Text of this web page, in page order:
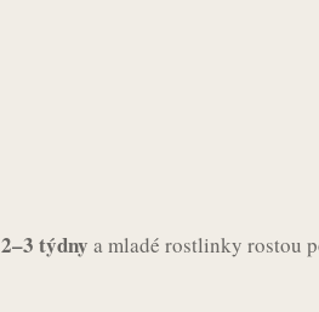
2–3 týdny a mladé rostlinky rostou